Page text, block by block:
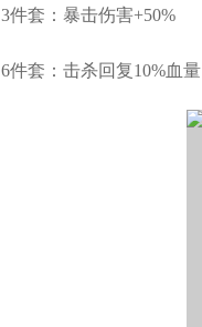
3件套：暴击伤害+50%
6件套：击杀回复10%血量